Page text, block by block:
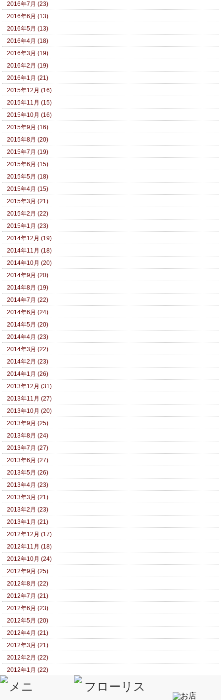
2016年7月 (23)
2016年6月 (13)
2016年5月 (13)
2016年4月 (18)
2016年3月 (19)
2016年2月 (19)
2016年1月 (21)
2015年12月 (16)
2015年11月 (15)
2015年10月 (16)
2015年9月 (16)
2015年8月 (20)
2015年7月 (19)
2015年6月 (15)
2015年5月 (18)
2015年4月 (15)
2015年3月 (21)
2015年2月 (22)
2015年1月 (23)
2014年12月 (19)
2014年11月 (18)
2014年10月 (20)
2014年9月 (20)
2014年8月 (19)
2014年7月 (22)
2014年6月 (24)
2014年5月 (20)
2014年4月 (23)
2014年3月 (22)
2014年2月 (23)
2014年1月 (26)
2013年12月 (31)
2013年11月 (27)
2013年10月 (20)
2013年9月 (25)
2013年8月 (24)
2013年7月 (27)
2013年6月 (27)
2013年5月 (26)
2013年4月 (23)
2013年3月 (21)
2013年2月 (23)
2013年1月 (21)
2012年12月 (17)
2012年11月 (18)
2012年10月 (24)
2012年9月 (25)
2012年8月 (22)
2012年7月 (21)
2012年6月 (23)
2012年5月 (20)
2012年4月 (21)
2012年3月 (21)
2012年2月 (22)
2012年1月 (22)
2011年12月 (17)